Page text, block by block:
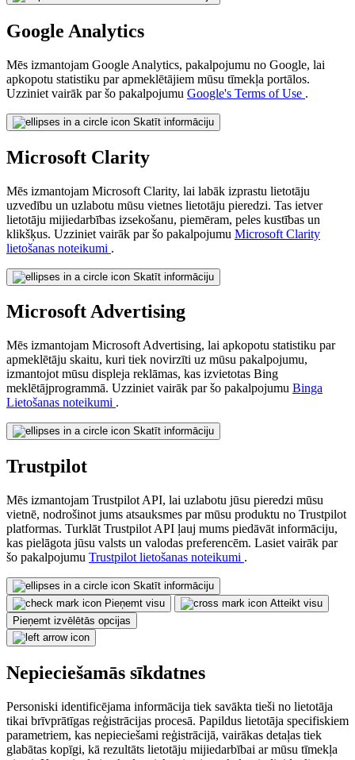
Google Analytics
Mēs izmantojam Google Analytics, pakalpojumu no Google, lai
apkopotu statistiku par apmeklētājiem mūsu tīmekļa portālos.
Uzziniet vairāk par šo pakalpojumu Google's Terms of Use .
Skatīt informāciju
Microsoft Clarity
Mēs izmantojam Microsoft Clarity, lai labāk izprastu lietotāju
uzvedību un uzlabotu mūsu vietnes lietotāju pieredzi. Tas ietver
lietotāju mijiedarbības izsekošanu, piemēram, peles kustības un
klikšķus. Uzziniet vairāk par šo pakalpojumu Microsoft Clarity
lietošanas noteikumi .
Skatīt informāciju
Microsoft Advertising
Mēs izmantojam Microsoft Advertising, lai apkopotu statistiku par
apmeklētāju skaitu, kuri tiek novirzīti uz mūsu pakalpojumu,
izmantojot mūsu displeja reklāmas, kas izvietotas Bing
meklētājprogrammā. Uzziniet vairāk par šo pakalpojumu Binga
Lietošanas noteikumi .
Skatīt informāciju
Trustpilot
Mēs izmantojam Trustpilot API, lai uzlabotu jūsu pieredzi mūsu
vietnē, nodrošinot jums atsauksmes par mūsu produktu no Trustpilot
platformas. Turklāt Trustpilot API ļauj mums piedāvāt informāciju,
kas pielāgota jūsu valsts un valodas preferencēm. Lasiet vairāk par
šo pakalpojumu Trustpilot lietošanas noteikumi .
Skatīt informāciju
Pieņemt visu
Atteikt visu
Pieņemt izvēlētās opcijas
Nepieciešamās sīkdatnes
Personiski identificējama informācija tiek savākta tieši no lietotāja
tikai brīvprātīgas reģistrācijas procesā. Papildus lietotāja specifiskiem
parametriem, kas nepieciešami reģistrācijā, vairākas detaļas tiek
glabātas kopīgi, kā rezultāts lietotāju mijiedarbībai ar mūsu tīmekļa